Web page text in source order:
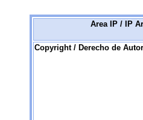
Area IP / IP
Copyright / Derecho de Autor